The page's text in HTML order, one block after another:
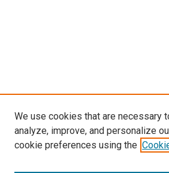
We use cookies that are necessary
analyze, improve, and personalize
cookie preferences using the